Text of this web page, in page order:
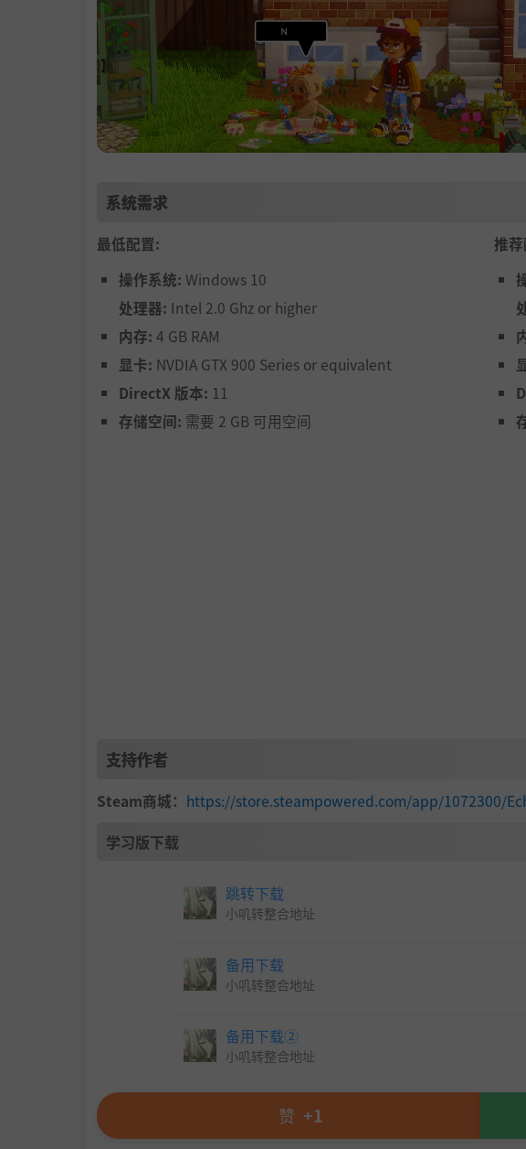
系统需求
最低配置:
操作系统: Windows 10
处理器: Intel 2.0 Ghz or higher
内存: 4 GB RAM
显卡: NVDIA GTX 900 Series or equivalent
DirectX 版本: 11
存储空间: 需要 2 GB 可用空间
推
支持作者
Steam商城： https://store.steampowered.com/app/1072300/
学习版下载
跳转下载
小叽转整合地址
备用下载
小叽转整合地址
备用下载②
小叽转整合地址
赞 +1